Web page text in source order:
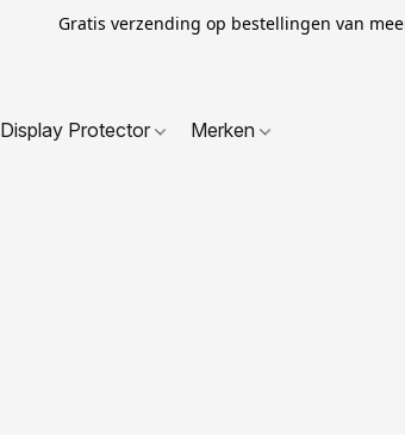
Gratis verzending op bestellingen van
Display Protector Merken